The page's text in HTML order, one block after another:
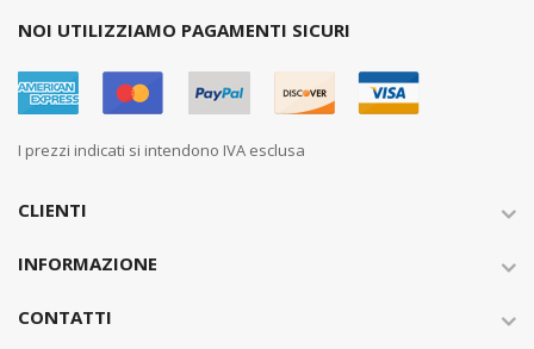
NOI UTILIZZIAMO PAGAMENTI SICURI
I prezzi indicati si intendono IVA esclusa
CLIENTI
INFORMAZIONE
CONTATTI